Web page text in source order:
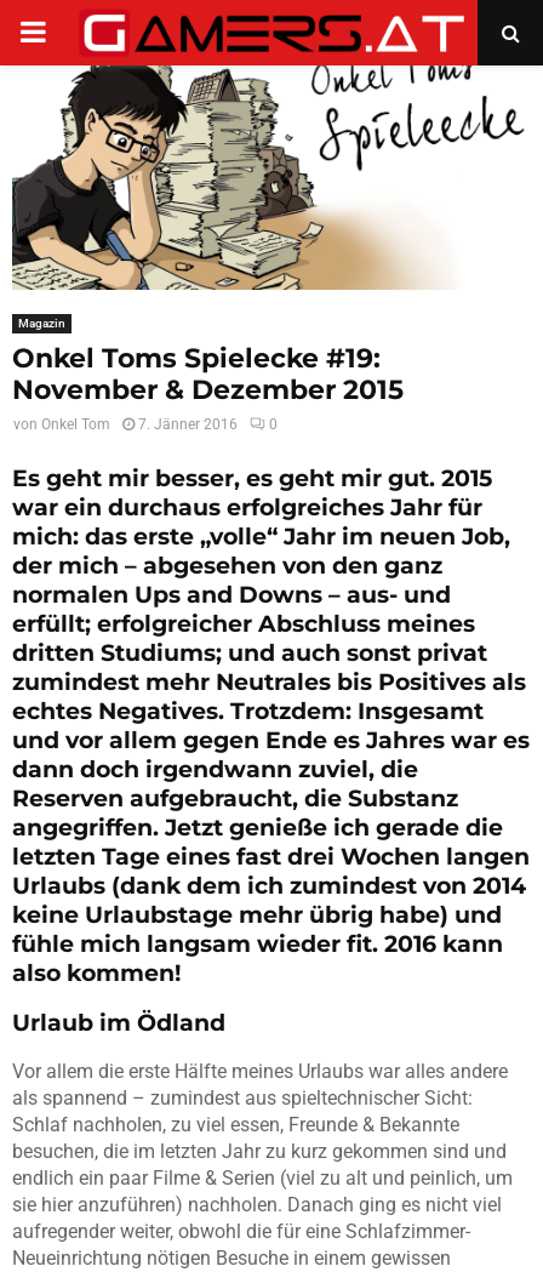
PRIMARY
MENU
Magazin
Onkel Toms Spielecke #19:
November & Dezember 2015
von Onkel Tom 7. Jänner 2016 0
Es geht mir besser, es geht mir gut. 2015
war ein durchaus erfolgreiches Jahr für
mich: das erste „volle“ Jahr im neuen Job,
der mich – abgesehen von den ganz
normalen Ups and Downs – aus- und
erfüllt; erfolgreicher Abschluss meines
dritten Studiums; und auch sonst privat
zumindest mehr Neutrales bis Positives als
echtes Negatives. Trotzdem: Insgesamt
und vor allem gegen Ende es Jahres war es
dann doch irgendwann zuviel, die
Reserven aufgebraucht, die Substanz
angegriffen. Jetzt genieße ich gerade die
letzten Tage eines fast drei Wochen langen
Urlaubs (dank dem ich zumindest von 2014
keine Urlaubstage mehr übrig habe) und
fühle mich langsam wieder fit. 2016 kann
also kommen!
Urlaub im Ödland
Vor allem die erste Hälfte meines Urlaubs war alles andere
als spannend – zumindest aus spieltechnischer Sicht:
Schlaf nachholen, zu viel essen, Freunde & Bekannte
besuchen, die im letzten Jahr zu kurz gekommen sind und
endlich ein paar Filme & Serien (viel zu alt und peinlich, um
sie hier anzuführen) nachholen. Danach ging es nicht viel
aufregender weiter, obwohl die für eine Schlafzimmer-
Neueinrichtung nötigen Besuche in einem gewissen